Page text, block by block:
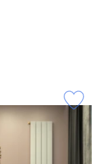
готовые
эксклюзивные
От
мы сделаем
красками!